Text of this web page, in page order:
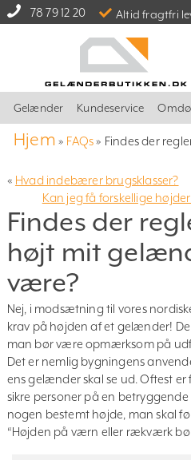
78 79 12 20 Altid fragtfri
Gelænder Kundeservice
Hjem » FAQs» Findes der
« Hvad indebærer brugsklasser?
Kan jeg få forskellige
Findes der
højt mit
være?
Nej, i modsætning til vores
krav på højden af et gelænder!
man bør være opmærksom på
Det er nemlig bygningens
ens gelænder skal se ud. Oftest
sikre personer på en
nogen bestemt højde, man skal
“Højden på værn eller rækværk bør